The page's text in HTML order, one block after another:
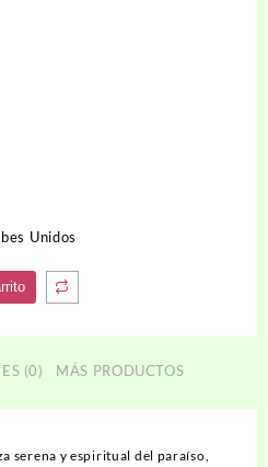
Unidos
(0) MÁS PRODUCTOS
serena y espiritual del paraíso,